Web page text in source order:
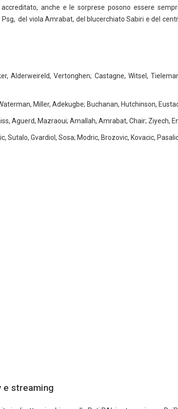
anche e le sorprese posono essere
Psg, del viola Amrabat, del blucerchiato Sabiri e del
Alderweireld, Vertonghen; Castagne, Witsel,
Miller, Adekugbe; Buchanan, Hutchinson,
Aguerd, Mazraoui; Amallah, Amrabat, Chair; Ziyech,
Sutalo, Gvardiol, Sosa; Modric, Brozovic, Kovacic,
e streaming